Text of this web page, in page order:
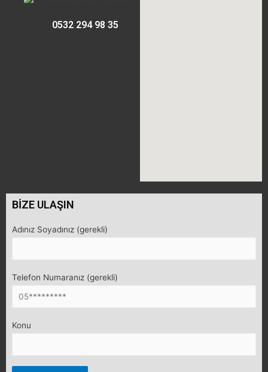
0532 294 98 35
BİZE ULAŞIN
Adınız Soyadınız (gerekli)
Telefon Numaranız (gerekli)
Konu